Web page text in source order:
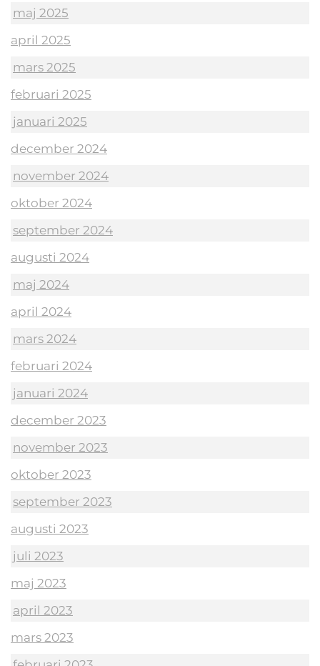
maj 2025
april 2025
mars 2025
februari 2025
januari 2025
december 2024
november 2024
oktober 2024
september 2024
augusti 2024
maj 2024
april 2024
mars 2024
februari 2024
januari 2024
december 2023
november 2023
oktober 2023
september 2023
augusti 2023
juli 2023
maj 2023
april 2023
mars 2023